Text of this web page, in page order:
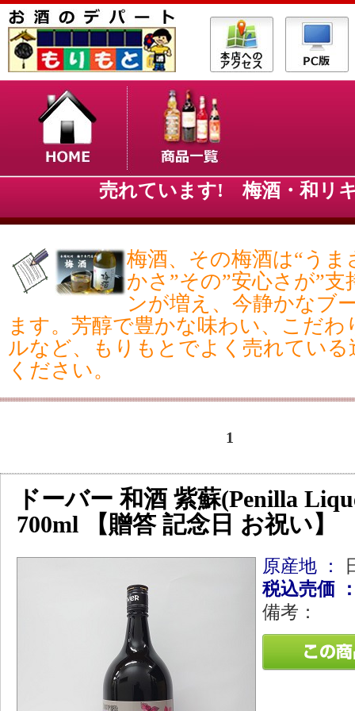
売れています! 梅酒・和リ
梅酒、その梅酒は“うま
かさ”その”安心さが”
ンが増え、今静かなブ
ます。芳醇で豊かな味わい、こだわ
ルなど、もりもとでよく売れてい
ください。
1
ドーバー 和酒 紫蘇(Penilla
700ml 【贈答 記念日 お祝い
原産地 ：
税込売価
備考：